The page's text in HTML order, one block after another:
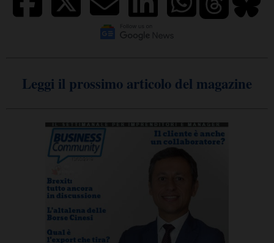
Leggi il prossimo articolo del magazine